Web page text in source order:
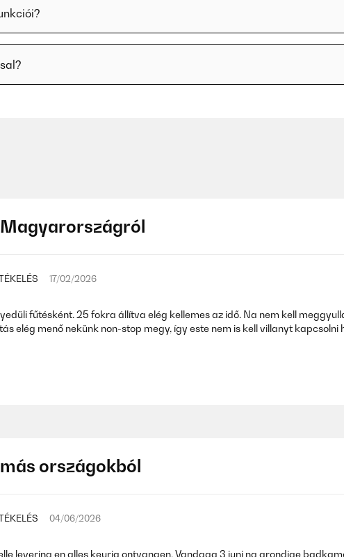
17/02/2026
fűtésként. 25 fokra állítva elég kellemes az idő. Na nem kell
elég menő nekünk non-stop megy, így este nem is kell villanyt
országokból
04/06/2026
levering en alles keurig ontvangen. Vandaag 3 juni na grondige